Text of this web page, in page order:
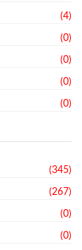
(4)
(0)
(0)
(0)
(0)
(345)
(267)
(0)
(0)